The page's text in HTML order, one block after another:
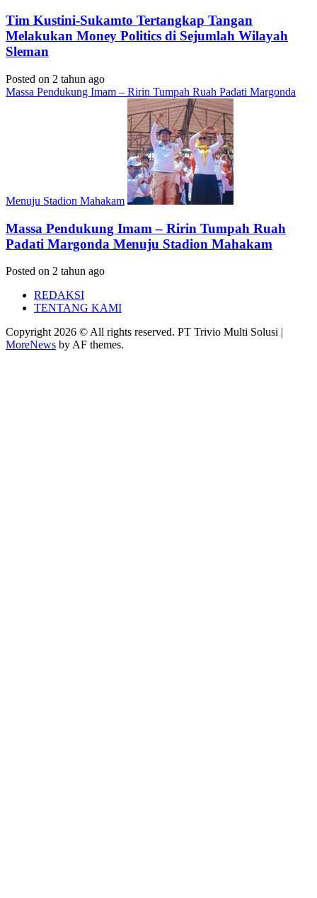
Tim Kustini-Sukamto Tertangkap Tangan
Melakukan Money Politics di Sejumlah Wilayah
Sleman
Posted on 2 tahun ago
Massa Pendukung Imam – Ririn Tumpah Ruah Padati Margonda
Menuju Stadion Mahakam
Massa Pendukung Imam – Ririn Tumpah Ruah
Padati Margonda Menuju Stadion Mahakam
Posted on 2 tahun ago
REDAKSI
TENTANG KAMI
Copyright 2026 © All rights reserved. PT Trivio Multi Solusi |
MoreNews by AF themes.